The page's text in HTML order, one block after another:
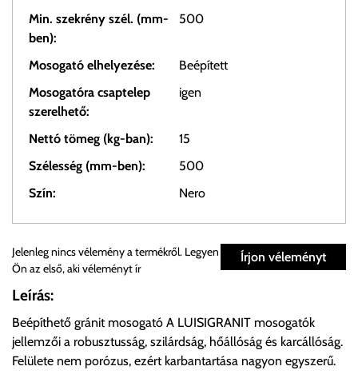
Min. szekrény szél. (mm-
ben):
500
Mosogató elhelyezése:
Beépített
Mosogatóra csaptelep
szerelhető:
igen
Nettó tömeg (kg-ban):
15
Szélesség (mm-ben):
500
Szín:
Nero
Személyes átvétel:
Önnek lehetősége van rendelését a beérkezést követően
ingyenesen átvenni Budapesti Cégcsoportunk Stúdiójában
előre egyeztetett időpontban.
Cím:1133 Budapest, Váci út 100.
Írjon véleményt
Jelenleg nincs vélemény a termékről. Legyen
Ön az első, aki véleményt ír
Leírás:
Beépíthető gránit mosogató A LUISIGRANIT mosogatók
jellemzői a robusztusság, szilárdság, hőállóság és karcállóság.
Felülete nem porózus, ezért karbantartása nagyon egyszerű.